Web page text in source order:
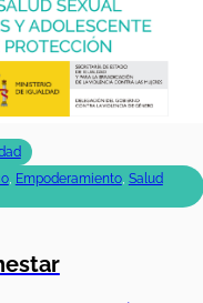
, Empoderamiento, Salud